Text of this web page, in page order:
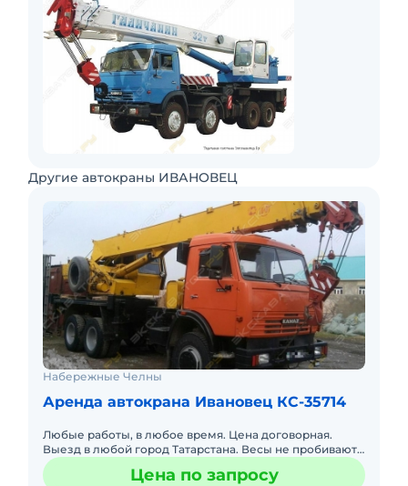
Другие автокраны ИВАНОВЕЦ
Набережные Челны
Аренда автокрана Ивановец КС-35714
Любые работы, в любое время. Цена договорная.
Выезд в любой город Татарстана. Весы не пробивают.
Короткая база, работа в помещениях.
Цена по запросу